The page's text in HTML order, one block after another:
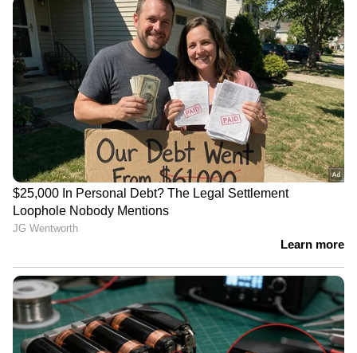
youtubevideo